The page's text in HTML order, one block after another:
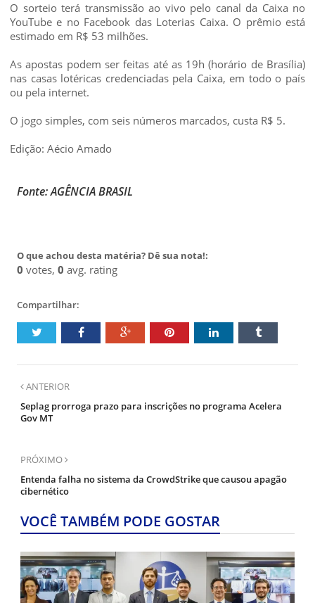
O sorteio terá transmissão ao vivo pelo canal da Caixa no
YouTube e no Facebook das Loterias Caixa. O prêmio está
estimado em R$ 53 milhões.
As apostas podem ser feitas até as 19h (horário de Brasília)
nas casas lotéricas credenciadas pela Caixa, em todo o país
ou pela internet.
O jogo simples, com seis números marcados, custa R$ 5.
Edição: Aécio Amado
Fonte: AGÊNCIA BRASIL
O que achou desta matéria? Dê sua nota!:
0 votes, 0 avg. rating
Compartilhar:
ANTERIOR
Seplag prorroga prazo para inscrições no programa Acelera
Gov MT
PRÓXIMO
Entenda falha no sistema da CrowdStrike que causou apagão
cibernético
VOCÊ TAMBÉM PODE GOSTAR